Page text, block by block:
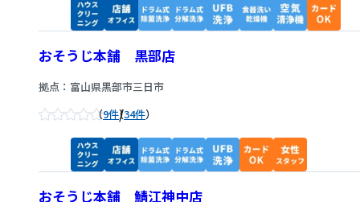
おそうじ本舗 黒部店
拠点：富山県黒部市三日市
9件/34件
おそうじ本舗 鯖江神中店